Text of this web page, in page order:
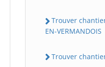
Trouver
EN-VERMANDOIS
Trouver